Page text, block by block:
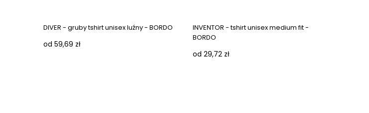
DIVER - gruby tshirt unisex luźny - BORDO
od 59,69 zł
INVENTOR - tshirt unisex medium fit -
BORDO
od 29,72 zł